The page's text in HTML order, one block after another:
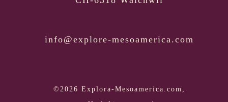
info@explore-mesoamerica.com
©2026 Explora-Mesoamerica.com,